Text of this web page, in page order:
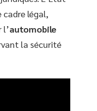
cadre légal,
automobile
la sécurité